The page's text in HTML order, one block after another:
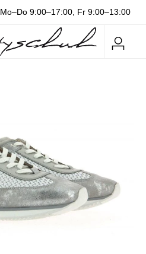
Mo–Do 9:00–17:00, Fr 9:00–13:00